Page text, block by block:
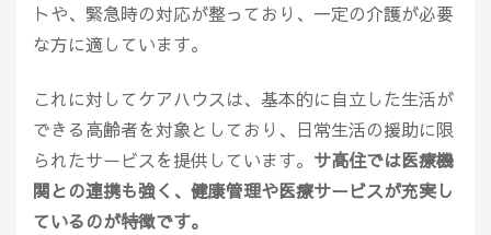
トや、緊急時の対応が整っており、一定の介護が必要
な方に適しています。
これに対してケアハウスは、基本的に自立した生活が
できる高齢者を対象としており、日常生活の援助に限
られたサービスを提供しています。 サ高住では医療機
関との連携も強く、健康管理や医療サービスが充実し
ているのが特徴です。